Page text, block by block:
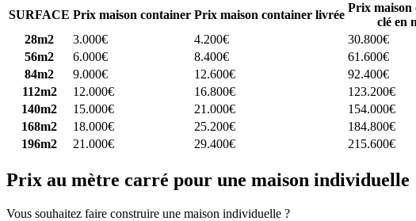
SURFACE Prix maison container Prix maison container livrée
Prix maison
clé en
28m2
3.000€ 4.200€
30.800€
56m2
6.000€ 8.400€
61.600€
84m2
9.000€ 12.600€
92.400€
112m2
12.000€ 16.800€
123.200€
140m2
15.000€ 21.000€
154.000€
168m2
18.000€ 25.200€
184.800€
196m2
21.000€ 29.400€ 215.600€
Prix au mètre carré pour une maison individuelle
Vous souhaitez faire construire une maison individuelle ?